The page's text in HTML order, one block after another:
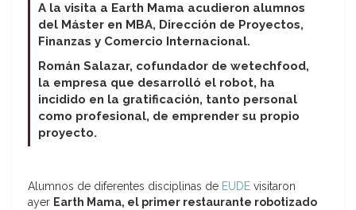
A la visita a Earth Mama acudieron alumnos
del Máster en MBA, Dirección de Proyectos,
Finanzas y Comercio Internacional.
Román Salazar, cofundador de wetechfood,
la empresa que desarrolló el robot, ha
incidido en la gratificación, tanto personal
como profesional, de emprender su propio
proyecto.
Alumnos de diferentes disciplinas de EUDE visitaron
ayer Earth Mama, el primer restaurante robotizado